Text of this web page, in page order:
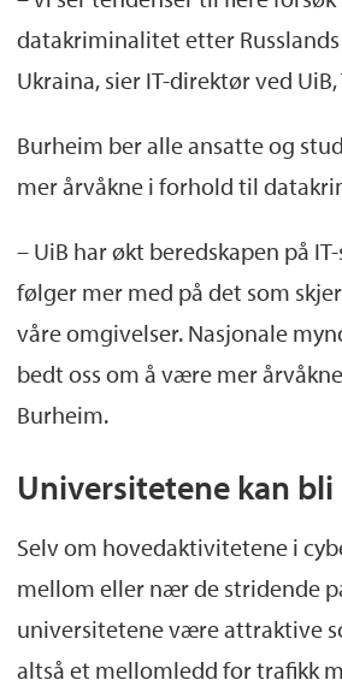
datakriminalitet etter
Ukraina, sier IT-direktør ved
Burheim ber alle ansatte og
mer årvåkne i forhold til
– UiB har økt beredskapen på
følger mer med på det som
våre omgivelser. Nasjonale
bedt oss om å være mer
Burheim.
Universitetene kan bli
Selv om hovedaktivitetene i
mellom eller nær de stridende
universitetene være attraktive
altså et mellomledd for trafikk